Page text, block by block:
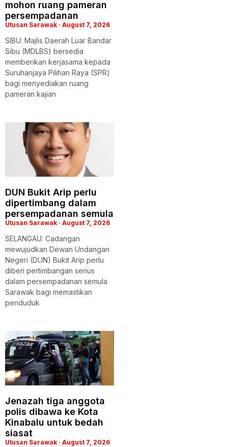
mohon ruang pameran
persempadanan
Utusan Sarawak August 7, 2026
SIBU: Majlis Daerah Luar Bandar
Sibu (MDLBS) bersedia
memberikan kerjasama kepada
Suruhanjaya Pilihan Raya (SPR)
bagi menyediakan ruang
pameran kajian
DUN Bukit Arip perlu
dipertimbang dalam
persempadanan semula
Utusan Sarawak August 7, 2026
SELANGAU: Cadangan
mewujudkan Dewan Undangan
Negeri (DUN) Bukit Arip perlu
diberi pertimbangan serius
dalam persempadanan semula
Sarawak bagi memastikan
penduduk
Jenazah tiga anggota
polis dibawa ke Kota
Kinabalu untuk bedah
siasat
Utusan Sarawak August 7, 2026